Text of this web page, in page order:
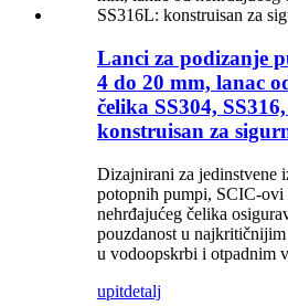
Lanci za podizanje
4 do 20 mm, lanac
čelika SS304,
konstruisan za
Dizajnirani za jedinstvene
potopnih pumpi, SCIC-ovi
nehrđajućeg čelika
pouzdanost u
u vodoopskrbi i otpadnim
upitdetalj